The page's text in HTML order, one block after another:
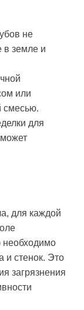
не
в земле и
или
смесью.
для
для каждой
необходимо
и стенок. Это
загрязнения